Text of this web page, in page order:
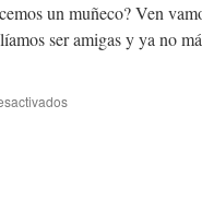
un muñeco? Ven
ser amigas y ya no
en